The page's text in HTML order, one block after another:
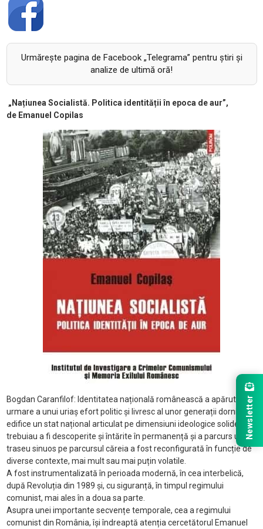
Urmăreşte pagina de Facebook „Telegrama” pentru ştiri şi
analize de ultimă oră!
„Națiunea Socialistă. Politica identității în epoca de aur”,
de Emanuel Copilas
Bogdan Caranfilof: Identitatea națională românească a apărut ca
urmare a unui uriaș efort politic și livresc al unor generații dornice să
edifice un stat național articulat pe dimensiuni ideologice solide, ce
trebuiau a fi descoperite și întărite în permanență și a parcurs un
traseu sinuos pe parcursul căreia a fost reconfigurată în funcție de
diverse contexte, mai mult sau mai puțin volatile.
A fost instrumentalizată în perioada modernă, în cea interbelică,
după Revoluția din 1989 și, cu siguranță, în timpul regimului
comunist, mai ales în a doua sa parte.
Asupra unei importante secvențe temporale, cea a regimului
comunist din România, își îndreaptă atenția cercetătorul Emanuel
Newsletter